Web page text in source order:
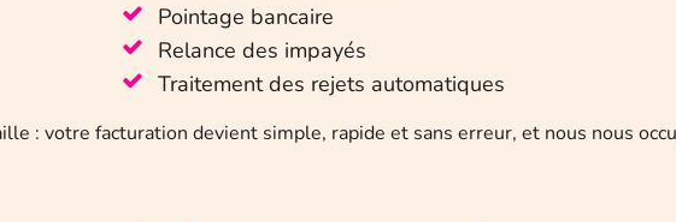
Pointage bancaire
Relance des impayés
Traitement des rejets automatiques
: votre facturation devient simple, rapide et sans erreur, et nous nous